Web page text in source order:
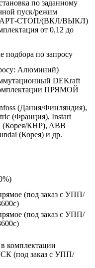
по заданному
пуск/режим
СТОП/(ВКЛ/ВЫКЛ)
от 0,12 до
подбора по запросу
Алюминий)
DEKraft
ПРЯМОЙ
(Дания/Финляндия),
(Франция), Instart
(Корея/КНР), ABB
(Корея) и др.
(под заказ с УПП/
(под заказ с УПП/
комплектации
(под заказ с УПП/